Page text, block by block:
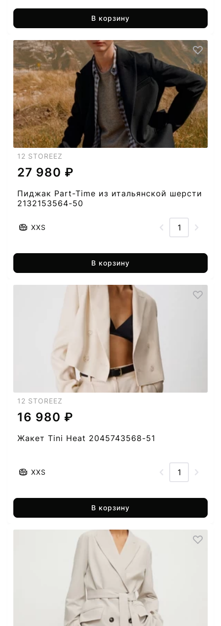
В корзину
12 STOREEZ
27 980 ₽
Пиджак Part-Time из итальянской шерсти
2132153564-50
XXS
В корзину
12 STOREEZ
16 980 ₽
Жакет Tini Heat 2045743568-51
XXS
В корзину